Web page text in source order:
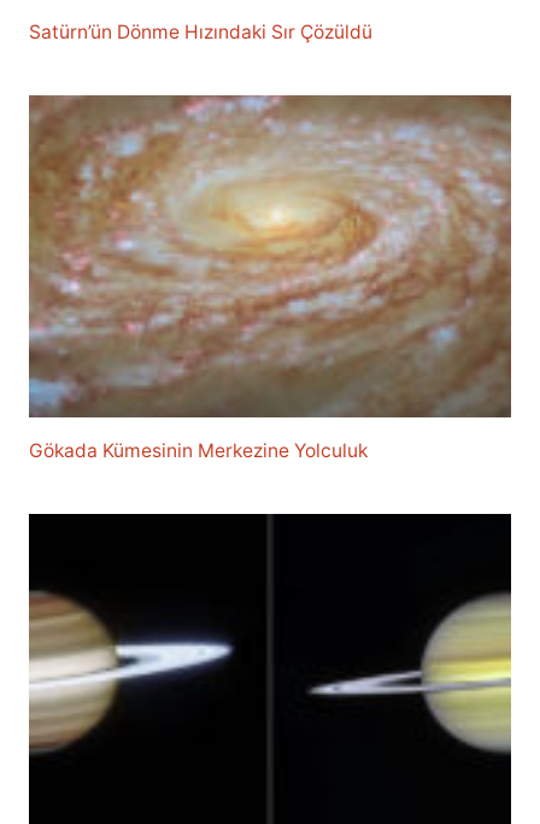
Satürn’ün Dönme Hızındaki Sır Çözüldü
Gökada Kümesinin Merkezine Yolculuk